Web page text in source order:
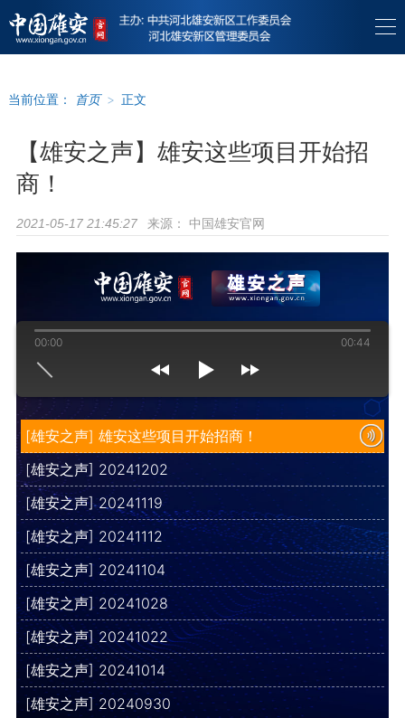
当前位置： 首页 > 正文
【雄安之声】雄安这些项目开始招
商！
2021-05-17 21:45:27 来源： 中国雄安官网
[雄安之声] 雄安这些项目开始招商！
[雄安之声] 20241202
[雄安之声] 20241119
[雄安之声] 20241112
[雄安之声] 20241104
[雄安之声] 20241028
[雄安之声] 20241022
[雄安之声] 20241014
[雄安之声] 20240930
00:00 00:44